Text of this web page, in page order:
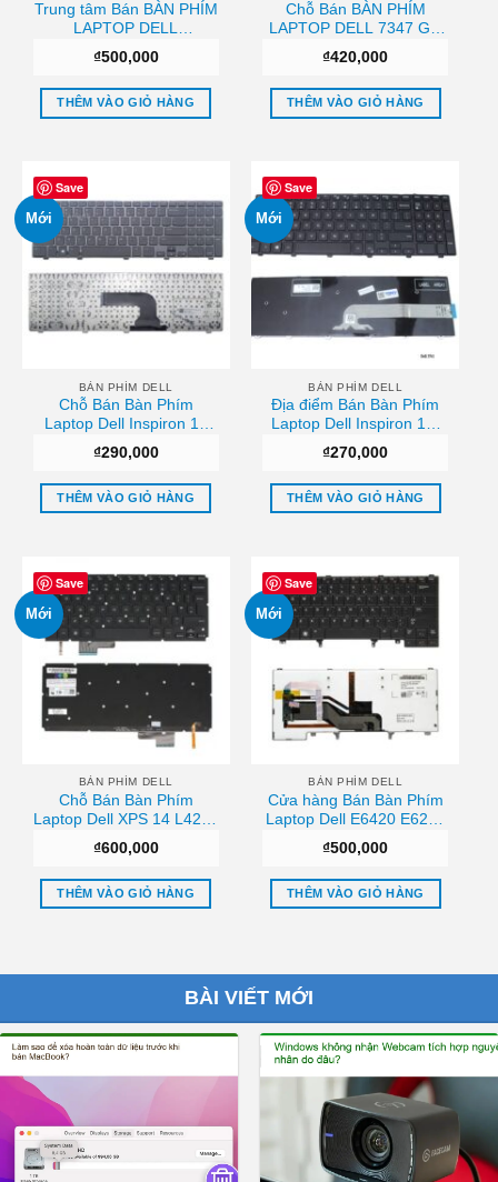
Trung tâm Bán BÀN PHÍM
LAPTOP DELL
ALIENWARE M14X
GAMING Chất lượng
₫500,000
THÊM VÀO GIỎ HÀNG
Chỗ Bán BÀN PHÍM
LAPTOP DELL 7347 Giá
tốt
₫420,000
THÊM VÀO GIỎ HÀNG
Save
Mới
BÀN PHÍM DELL
Chỗ Bán Bàn Phím
Laptop Dell Inspiron 15
₫290,000
THÊM VÀO GIỎ HÀNG
Save
Mới
BÀN PHÍM DELL
Địa điểm Bán Bàn Phím
Laptop Dell Inspiron 15-
₫270,000
THÊM VÀO GIỎ HÀNG
Save
Mới
BÀN PHÍM DELL
Chỗ Bán Bàn Phím
Laptop Dell XPS 14 L421x
Tphcm
₫600,000
THÊM VÀO GIỎ HÀNG
Save
Mới
BÀN PHÍM DELL
Cửa hàng Bán Bàn Phím
Laptop Dell E6420 E6220
₫500,000
THÊM VÀO GIỎ HÀNG
BÀI VIẾT MỚI